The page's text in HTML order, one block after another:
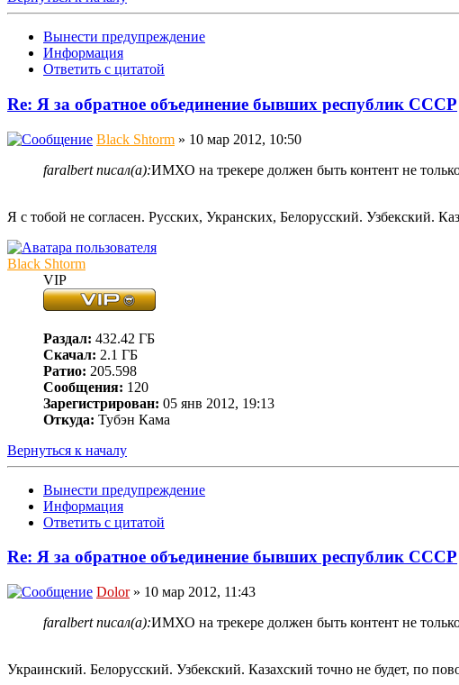
Вынести предупреждение
Информация
Ответить с цитатой
Re: Я за обратное объединение бывших республик СССР
Black Shtorm » 10 мар 2012, 10:50
faralbert писал(а):ИМХО на трекере должен быть контент не
Я с тобой не согласен. Русских, Укранских, Белорусский. Узбекский.
Black Shtorm
VIP
Раздал: 432.42 ГБ
Скачал: 2.1 ГБ
Ратио: 205.598
Сообщения: 120
Зарегистрирован: 05 янв 2012, 19:13
Откуда: Тубэн Кама
Вернуться к началу
Вынести предупреждение
Информация
Ответить с цитатой
Re: Я за обратное объединение бывших республик СССР
Dolor» 10 мар 2012, 11:43
faralbert писал(а):ИМХО на трекере должен быть контент не
Украинский. Белорусский. Узбекский. Казахский точно не будет, по